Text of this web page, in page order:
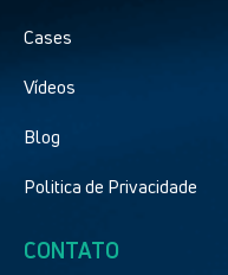
Cases
Vídeos
Blog
Politica de Privacidade
CONTATO